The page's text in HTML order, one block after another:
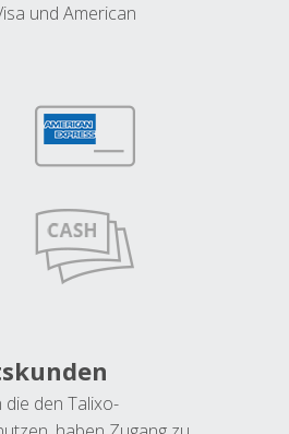
und American
die den Talixo-